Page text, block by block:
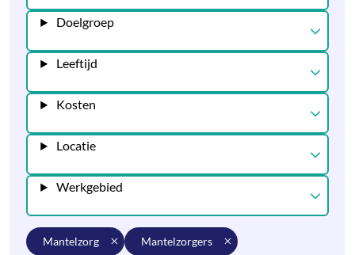
Doelgroep
Leeftijd
Kosten
Locatie
Werkgebied
mantelzorg mantelzorgers